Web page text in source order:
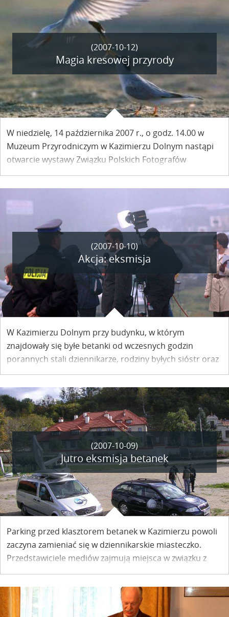
(2007-10-12)
Magia kresowej przyrody
W niedzielę, 14 października 2007 r., o godz. 14.00 w
Muzeum Przyrodniczym w Kazimierzu Dolnym nastąpi
otwarcie wystawy Związku Polskich Fotografów
Przyrody, Okręgu Roztoczańsko-Podkarpackiego pt.
„Magia kresowej przyrody”.
(2007-10-10)
Akcja: eksmisja
W Kazimierzu Dolnym przy budynku, w którym
znajdowały się byłe betanki od wczesnych godzin
porannych stali dziennikarze, rodziny byłych sióstr oraz
całe mnóstwo ludzi ciekawych rozwoju wypadków. Mimo
słabej widoczności spowodowanej gęstą mgłą, cały czas
szły w eter wiadomości z Kazimierza.
(2007-10-09)
Jutro eksmisja betanek
Parking przed klasztorem betanek w Kazimierzu powoli
zaczyna zamieniać się w dziennikarskie miasteczko.
Przedstawiciele mediów zajmują miejsca w związku z
zaplanowaną na środę 10 października br. eksmisją
kazimierskich betanek.